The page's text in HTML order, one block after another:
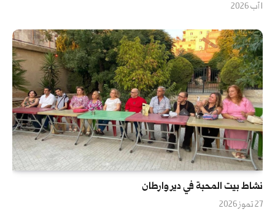
1 آب 2026
نشاط بيت المحبة في دير وارطان
27 تموز 2026